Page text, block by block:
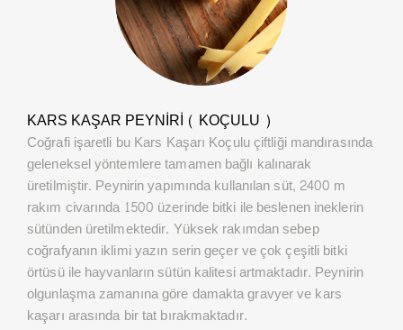
KARS KAŞAR PEYNIRI ( KOÇULU )
Coğrafi işaretli bu Kars Kaşarı Koçulu çiftliği mandırasında
geleneksel yöntemlere tamamen bağlı kalınarak
üretilmiştir. Peynirin yapımında kullanılan süt, 2400 m
rakım civarında 1500 üzerinde bitki ile beslenen ineklerin
sütünden üretilmektedir. Yüksek rakımdan sebep
coğrafyanın iklimi yazın serin geçer ve çok çeşitli bitki
örtüsü ile hayvanların sütün kalitesi artmaktadır. Peynirin
olgunlaşma zamanına göre damakta gravyer ve kars
kaşarı arasında bir tat bırakmaktadır.